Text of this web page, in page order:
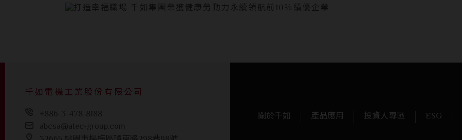
千如電機工業股份有限公司
+886-3-478-8188
abcsa@atec-group.com
關於千如 產品應用 投資人專區 ESG